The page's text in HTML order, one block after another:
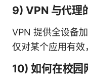
9) VPN 与代理
VPN 提供全设备
仅对某个应用有效
10) 如何在校园